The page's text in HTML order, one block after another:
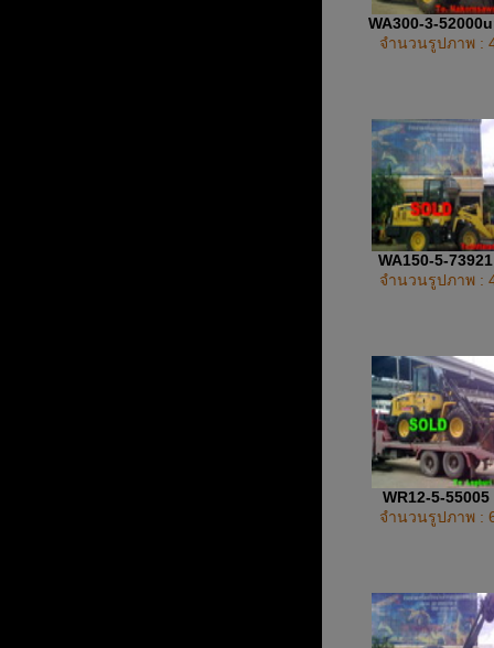
WA300-3-
จำนวนรูปภาพ :
WA150-5-
จำนวนรูปภาพ :
WR12-5-55005
จำนวนรูปภาพ :